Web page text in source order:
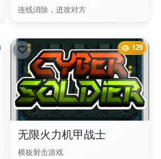
连线消除，进攻对方
129
无限火力机甲战士
横板射击游戏